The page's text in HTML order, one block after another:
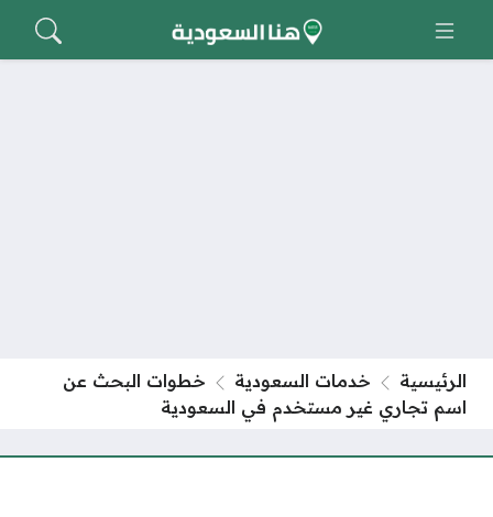
الرئيسية خدمات السعودية
خطوات البحث عن
اسم تجاري غير مستخدم في السعودية